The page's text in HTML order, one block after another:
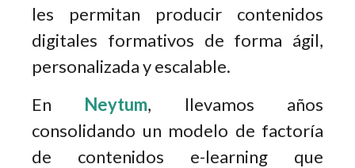
les permitan producir contenidos
digitales formativos de forma ágil,
personalizada y escalable.
En Neytum, llevamos años
consolidando un modelo de factoría
de contenidos e-learning que